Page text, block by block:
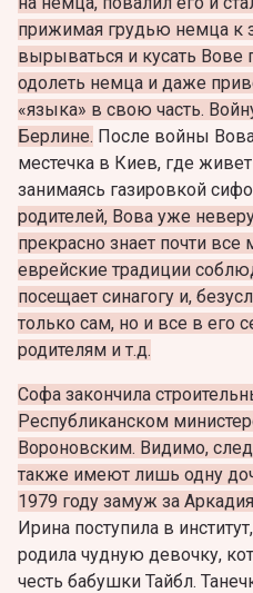
прижимая грудью немца к
вырываться и кусать Вове
одолеть немца и даже
«языка» в свою часть.
Берлине. После войны
местечка в Киев, где
занимаясь газировкой
родителей, Вова уже
прекрасно знает почти
еврейские традиции
посещает синагогу и,
только сам, но и все в его
родителям и т.д.
Софа закончила
Республиканском
Вороновским. Видимо,
также имеют лишь одну
1979 году замуж за
Ирина поступила в
родила чудную девочку,
честь бабушки Тайбл.